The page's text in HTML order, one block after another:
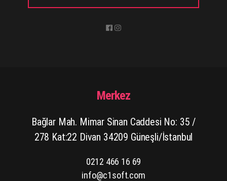
Merkez
Bağlar Mah. Mimar Sinan Caddesi No: 35 /
278 Kat:22 Divan 34209 Güneşli/İstanbul
0212 466 16 69
info@c1soft.com